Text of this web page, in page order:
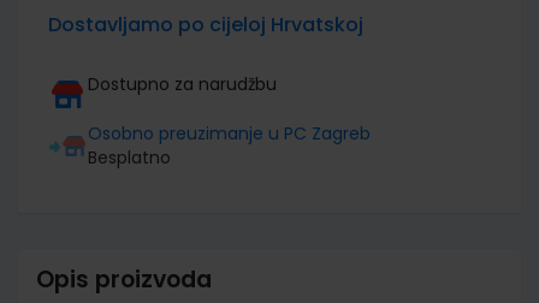
Dostavljamo po cijeloj Hrvatskoj
Dostupno za narudžbu
Osobno preuzimanje u PC Zagreb
Besplatno
Opis proizvoda